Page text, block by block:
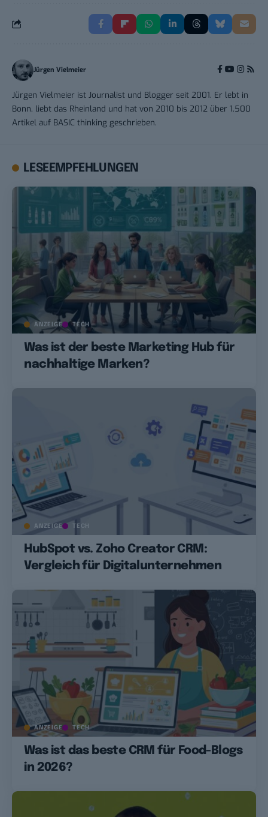
Jürgen Vielmeier
Jürgen Vielmeier ist Journalist und Blogger seit 2001. Er lebt in
Bonn, liebt das Rheinland und hat von 2010 bis 2012 über 1.500
Artikel auf BASIC thinking geschrieben.
LESEEMPFEHLUNGEN
ANZEIGE TECH
Was ist der beste Marketing Hub für
nachhaltige Marken?
ANZEIGE TECH
HubSpot vs. Zoho Creator CRM:
Vergleich für Digitalunternehmen
ANZEIGE TECH
Was ist das beste CRM für Food-Blogs
in 2026?